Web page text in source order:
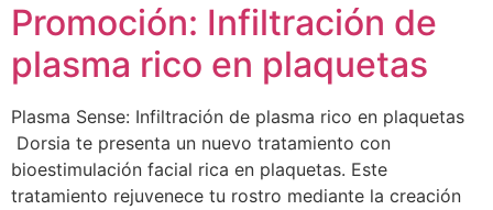
Promoción: Infiltración de
plasma rico en plaquetas
Plasma Sense: Infiltración de plasma rico en plaquetas
Dorsia te presenta un nuevo tratamiento con
bioestimulación facial rica en plaquetas. Este
tratamiento rejuvenece tu rostro mediante la creación